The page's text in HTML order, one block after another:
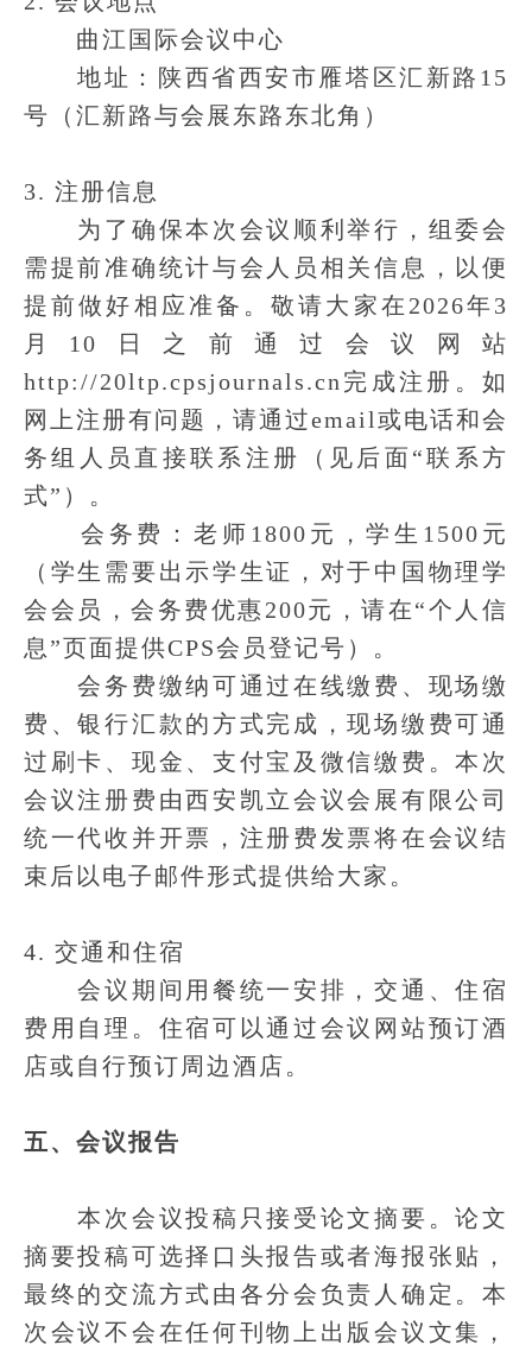
曲江国际会议中心
地址：陕西省西安市雁塔区汇新路15
号（汇新路与会展东路东北角）
3. 注册信息
为了确保本次会议顺利举行，组委会
需提前准确统计与会人员相关信息，以便
提前做好相应准备。敬请大家在2026年3
月10日之前通过会议网站
http://20ltp.cpsjournals.cn完成注册。如
网上注册有问题，请通过email或电话和会
务组人员直接联系注册（见后面“联系方
式”）。
会务费：老师1800元，学生1500元
（学生需要出示学生证，对于中国物理学
会会员，会务费优惠200元，请在“个人信
息”页面提供CPS会员登记号）。
会务费缴纳可通过在线缴费、现场缴
费、银行汇款的方式完成，现场缴费可通
过刷卡、现金、支付宝及微信缴费。本次
会议注册费由西安凯立会议会展有限公司
统一代收并开票，注册费发票将在会议结
束后以电子邮件形式提供给大家。
4. 交通和住宿
会议期间用餐统一安排，交通、住宿
费用自理。住宿可以通过会议网站预订酒
店或自行预订周边酒店。
五、会议报告
本次会议投稿只接受论文摘要。论文
摘要投稿可选择口头报告或者海报张贴，
最终的交流方式由各分会负责人确定。本
次会议不会在任何刊物上出版会议文集，